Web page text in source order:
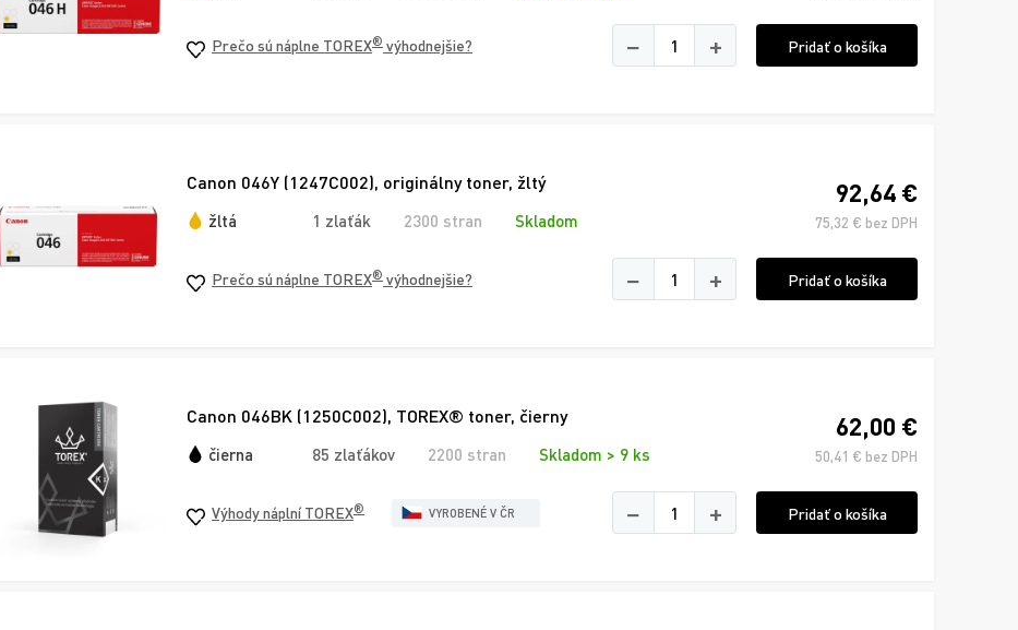
Prečo sú náplne TOREX® výhodnejšie? − + Pridať o košíka
Canon 046Y (1247C002), originálny toner, žltý
žltá 1 zlaťák 2300 stran Skladom
92,64 €
75,32 € bez DPH
Prečo sú náplne TOREX® výhodnejšie? − + Pridať o košíka
Canon 046BK (1250C002), TOREX® toner, čierny
čierna 85 zlaťákov 2200 stran Skladom > 9 ks
62,00 €
50,41 € bez DPH
Výhody náplní TOREX® VYROBENÉ V ČR − + Pridať o košíka